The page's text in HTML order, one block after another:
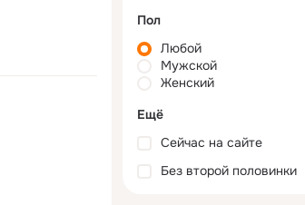
Пол
Любой
Мужской
Женский
Ещё
Сейчас на сайте
Без второй половинки